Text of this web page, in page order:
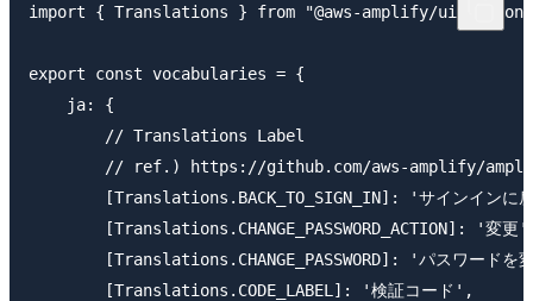
import { Translations } from "@aws-amplify/ui-
export const vocabularies = {
    ja: {
        // Translations Label
// ref.) https://github.com/aws-amplify/
[Translations.BACK_TO_SIGN_IN]: 'サインインに
[Translations.CHANGE_PASSWORD_ACTION]: '変更
[Translations.CHANGE_PASSWORD]: 'パスワードを
        [Translations.CODE_LABEL]: '検証コード',